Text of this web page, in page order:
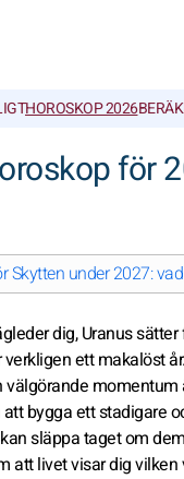
HOROSKOP 2026
för
Skytten under 2027:
dig, Uranus
ett makalöst
välgörande
bygga ett stadigare
släppa taget om
att livet visar dig vilken